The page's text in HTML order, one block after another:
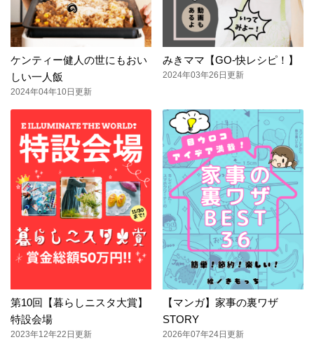
ケンティー健人の世にもおい
しい一人飯
2024年04年10日更新
みきママ【GO-快レシピ！】
2024年03年26日更新
第10回【暮らしニスタ大賞】
特設会場
2023年12年22日更新
【マンガ】家事の裏ワザ
STORY
2026年07年24日更新